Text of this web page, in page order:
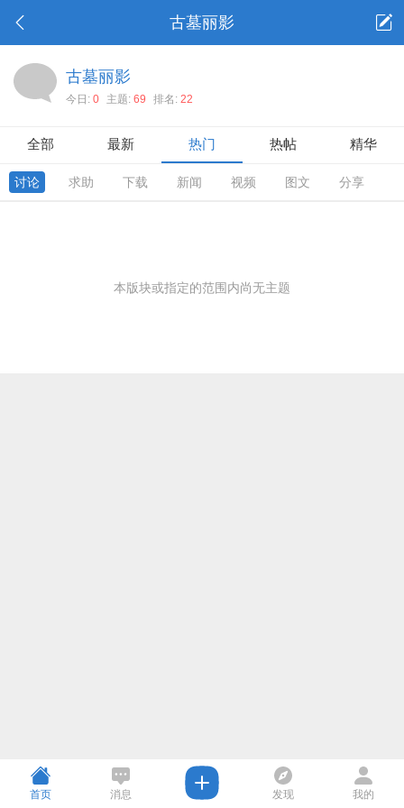
古墓丽影
古墓丽影
今日: 0 主题: 69 排名: 22
全部 最新 热门 热帖 精华
讨论 求助 下载 新闻 视频 图文 分享
本版块或指定的范围内尚无主题
首页 消息 发现 我的